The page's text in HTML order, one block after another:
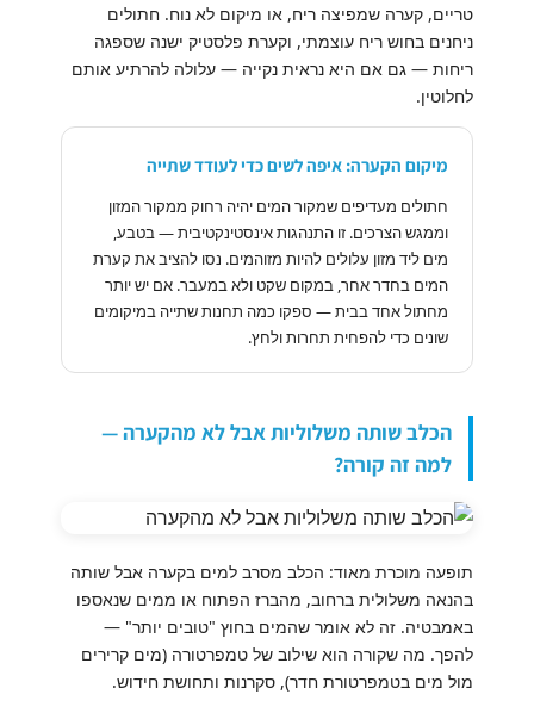
טריים, קערה שמפיצה ריח, או מיקום לא נוח. חתולים
ניחנים בחוש ריח עוצמתי, וקערת פלסטיק ישנה שספגה
ריחות — גם אם היא נראית נקייה — עלולה להרתיע אותם
לחלוטין.
מיקום הקערה: איפה לשים כדי לעודד שתייה
חתולים מעדיפים שמקור המים יהיה רחוק ממקור המזון
וממגש הצרכים. זו התנהגות אינסטינקטיבית — בטבע,
מים ליד מזון עלולים להיות מזוהמים. נסו להציב את קערת
המים בחדר אחר, במקום שקט ולא במעבר. אם יש יותר
מחתול אחד בבית — ספקו כמה תחנות שתייה במיקומים
שונים כדי להפחית תחרות ולחץ.
הכלב שותה משלוליות אבל לא מהקערה —
למה זה קורה?
תופעה מוכרת מאוד: הכלב מסרב למים בקערה אבל שותה
בהנאה משלולית ברחוב, מהברז הפתוח או ממים שנאספו
באמבטיה. זה לא אומר שהמים בחוץ "טובים יותר" —
להפך. מה שקורה הוא שילוב של טמפרטורה (מים קרירים
מול מים בטמפרטורת חדר), סקרנות ותחושת חידוש.